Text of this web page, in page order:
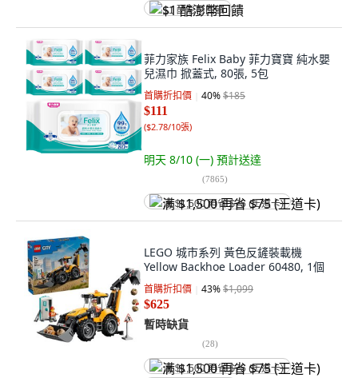
$1 酷澎幣回饋
菲力家族 Felix Baby 菲力寶寶 純水嬰
兒濕巾 掀蓋式, 80張, 5包
首購折扣價 40%$185
$111
($2.78/10張)
明天 8/10 (一) 預計送達
(7865)
满 $1,500 再省 $75 (王道卡)
LEGO 城市系列 黃色反鏟裝載機
Yellow Backhoe Loader 60480, 1個
首購折扣價 43%$1,099
$625
暫時缺貨
(28)
满 $1,500 再省 $75 (王道卡)